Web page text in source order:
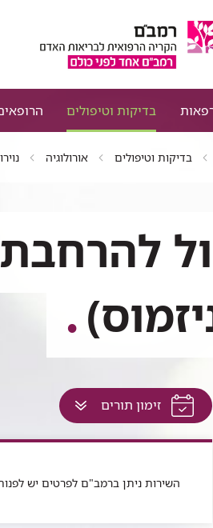
בדיקות וטיפולים
בדיקות וטיפולים אורולוגיה
זימון תוריםלחץ
למעבר
לתוכן
בדף
השירות ניתן ברמב"ם לפרטים יש